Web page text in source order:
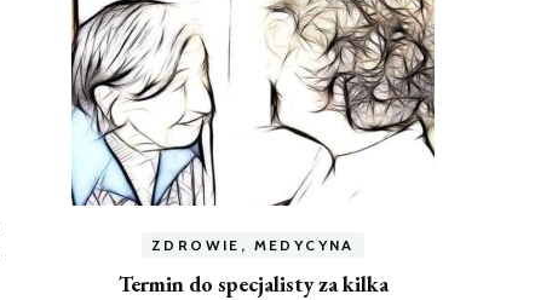
ZDROWIE, MEDYCYNA
Termin do specjalisty za kilka